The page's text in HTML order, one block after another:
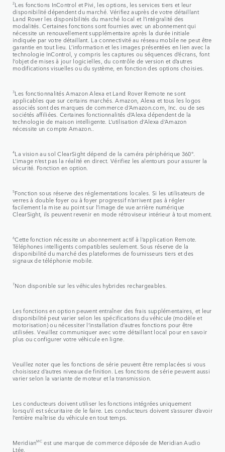
2Les fonctions InControl et Pivi, les options, les services tiers et leur
disponibilité dépendent du marché. Vérifiez auprès de votre détaillant
Land Rover les disponibilités du marché local et l’intégralité des
modalités. Certaines fonctions sont fournies avec un abonnement qui
nécessite un renouvellement supplémentaire après la durée initiale
indiquée par votre détaillant. La connectivité au réseau mobile ne peut être
garantie en tout lieu. L’information et les images présentées en lien avec la
technologie InControl, y compris les captures ou séquences d’écrans, font
l’objet de mises à jour logicielles, du contrôle de version et d’autres
modifications visuelles ou du système, en fonction des options choisies.
3Les fonctionnalités Amazon Alexa et Land Rover Remote ne sont
applicables que sur certains marchés. Amazon, Alexa et tous les logos
associés sont des marques de commerce d’Amazon.com, Inc. ou de ses
sociétés affiliées. Certaines fonctionnalités d’Alexa dépendent de la
technologie de maison intelligente. L’utilisation d’Alexa d’Amazon
nécessite un compte Amazon..
4La vision au sol ClearSight dépend de la caméra périphérique 360°.
L’image n’est pas la réalité en direct. Vérifiez les alentours pour assurer la
sécurité. Fonction en option.
5Fonction sous réserve des réglementations locales. Si les utilisateurs de
verres à double foyer ou à foyer progressif n’arrivent pas à régler
facilement la mise au point sur l’image de vue arrière numérique
ClearSight, ils peuvent revenir en mode rétroviseur intérieur à tout moment.
6Cette fonction nécessite un abonnement actif à l’application Remote.
Téléphones intelligents compatibles seulement. Sous réserve de la
disponibilité du marché des plateformes de fournisseurs tiers et des
signaux de téléphonie mobile.
7Non disponible sur les véhicules hybrides rechargeables.
Les fonctions en option peuvent entraîner des frais supplémentaires, et leur
disponibilité peut varier selon les spécifications du véhicule (modèle et
motorisation) ou nécessiter l’installation d’autres fonctions pour être
utilisées. Veuillez communiquer avec votre détaillant local pour en savoir
plus ou configurer votre véhicule en ligne.
Veuillez noter que les fonctions de série peuvent être remplacées si vous
choisissez d’autres niveaux de finition. Les fonctions de série peuvent aussi
varier selon la variante de moteur et la transmission.
Les conducteurs doivent utiliser les fonctions intégrées uniquement
lorsqu’il est sécuritaire de le faire. Les conducteurs doivent s’assurer d’avoir
l’entière maîtrise du véhicule en tout temps.
MeridianMC est une marque de commerce déposée de Meridian Audio
Ltée.